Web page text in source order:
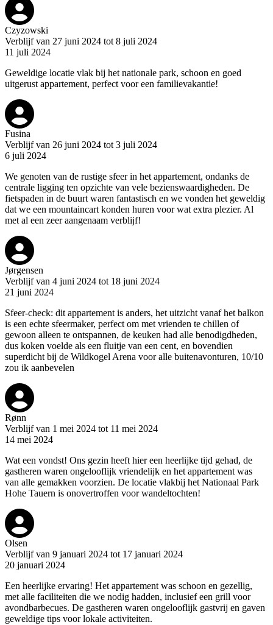
Czyzowski
Verblijf van 27 juni 2024 tot 8 juli 2024
11 juli 2024
Geweldige locatie vlak bij het nationale park, schoon en goed
uitgerust appartement, perfect voor een familievakantie!
Fusina
Verblijf van 26 juni 2024 tot 3 juli 2024
6 juli 2024
We genoten van de rustige sfeer in het appartement, ondanks de
centrale ligging ten opzichte van vele bezienswaardigheden. De
fietspaden in de buurt waren fantastisch en we vonden het geweldig
dat we een mountaincart konden huren voor wat extra plezier. Al
met al een zeer aangenaam verblijf!
Jørgensen
Verblijf van 4 juni 2024 tot 18 juni 2024
21 juni 2024
Sfeer-check: dit appartement is anders, het uitzicht vanaf het balkon
is een echte sfeermaker, perfect om met vrienden te chillen of
gewoon alleen te ontspannen, de keuken had alle benodigdheden,
dus koken voelde als een fluitje van een cent, en bovendien
superdicht bij de Wildkogel Arena voor alle buitenavonturen, 10/10
zou ik aanbevelen
Rønn
Verblijf van 1 mei 2024 tot 11 mei 2024
14 mei 2024
Wat een vondst! Ons gezin heeft hier een heerlijke tijd gehad, de
gastheren waren ongelooflijk vriendelijk en het appartement was
van alle gemakken voorzien. De locatie vlakbij het Nationaal Park
Hohe Tauern is onovertroffen voor wandeltochten!
Olsen
Verblijf van 9 januari 2024 tot 17 januari 2024
20 januari 2024
Een heerlijke ervaring! Het appartement was schoon en gezellig,
met alle faciliteiten die we nodig hadden, inclusief een grill voor
avondbarbecues. De gastheren waren ongelooflijk gastvrij en gaven
geweldige tips voor lokale activiteiten.